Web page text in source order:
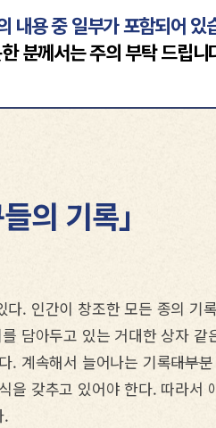
내용 중 일부가 포함되어 있
분께서는 주의 부탁 드립니
의 기록」
. 인간이 창조한 모든 종의 기
담아두고 있는 거대한 상자 같
속해서 늘어나는 기록――대부분
갖추고 있어야 한다. 따라서
.